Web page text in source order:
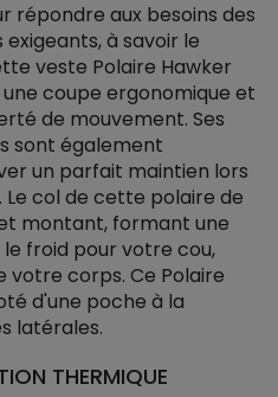
répondre aux besoins des
à savoir le
veste Polaire Hawker
coupe ergonomique et
de mouvement. Ses
sont également
un parfait maintien lors
Le col de cette polaire de
montant, formant une
froid pour votre cou,
votre corps. Ce Polaire
d'une poche à la
latérales.
THERMIQUE